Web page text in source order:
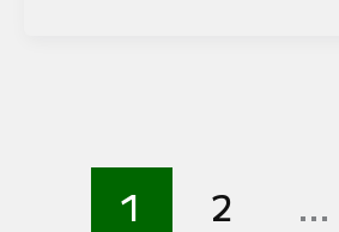
1 2 …